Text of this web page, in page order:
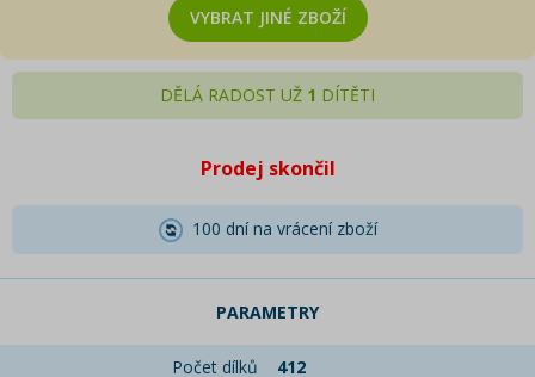
VYBRAT JINÉ ZBOŽÍ
DĚLÁ RADOST UŽ 1 DÍTĚTI
Prodej skončil
100 dní na vrácení zboží
PARAMETRY
Počet dílků
412